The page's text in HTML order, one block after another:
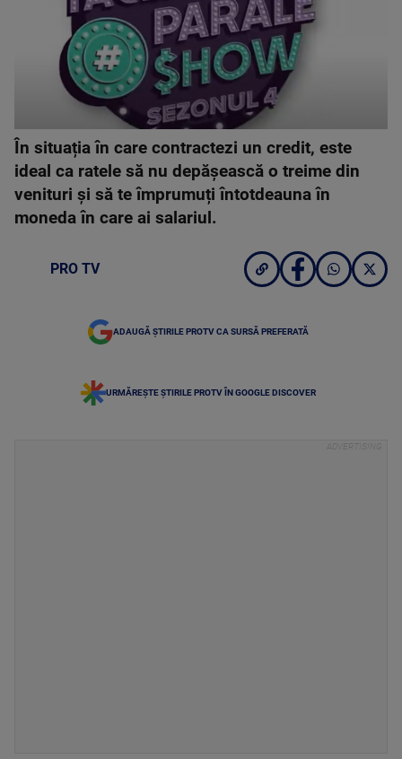
În situația în care contractezi un credit, este
ideal ca ratele să nu depășească o treime din
venituri și să te împrumuți întotdeauna în
moneda în care ai salariul.
PRO TV
ADAUGĂ ȘTIRILE PROTV CA SURSĂ PREFERATĂ
URMĂREȘTE ȘTIRILE PROTV ÎN GOOGLE DISCOVER